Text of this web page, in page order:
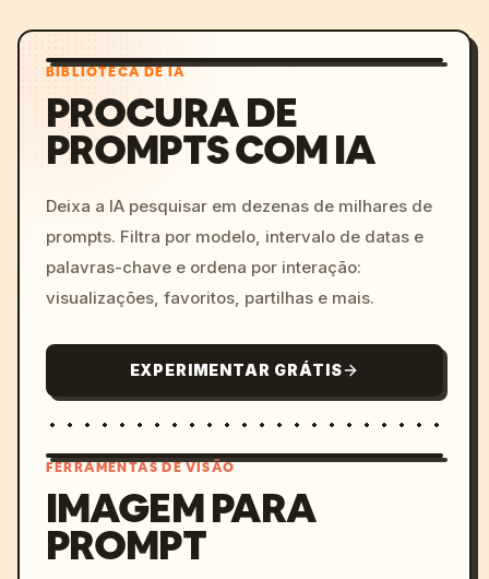
BIBLIOTECA DE IA
PROCURA DE
PROMPTS COM IA
Deixa a IA pesquisar em dezenas de milhares de
prompts. Filtra por modelo, intervalo de datas e
palavras-chave e ordena por interação:
visualizações, favoritos, partilhas e mais.
EXPERIMENTAR GRÁTIS
FERRAMENTAS DE VISÃO
IMAGEM PARA
PROMPT